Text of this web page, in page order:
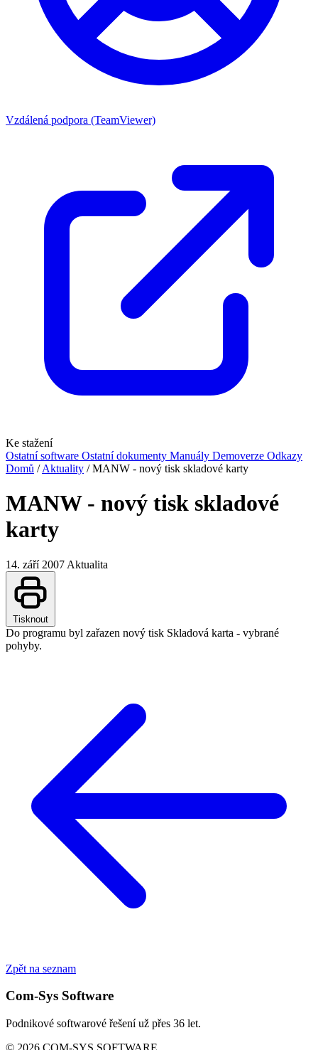
Vzdálená podpora (TeamViewer)
Ke stažení
Ostatní software Ostatní dokumenty Manuály Demoverze Odkazy
Domů / Aktuality / MANW - nový tisk skladové karty
MANW - nový tisk skladové
karty
14. září 2007 Aktualita
Tisknout
Do programu byl zařazen nový tisk Skladová karta - vybrané
pohyby.
Zpět na seznam
Com-Sys Software
Podnikové softwarové řešení už přes 36 let.